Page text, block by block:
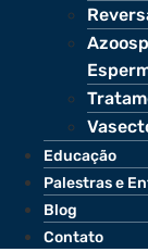
Educação
Palestras e
Blog
Contato